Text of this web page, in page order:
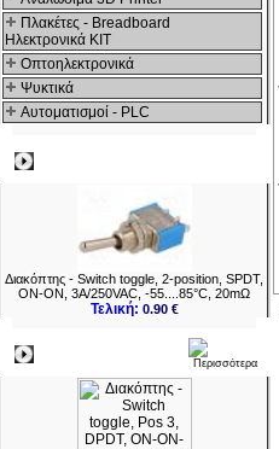
Πλακέτες - Breadboard
Ηλεκτρονικά ΚΙΤ
Οπτοηλεκτρονικά
Ψυκτικά
Αυτοματισμοί - PLC
Διακόπτης - Switch toggle, 2-position, SPDT,
ON-ON, 3A/250VAC, -55....85°C, 20mΩ
Τελική: 0.90 €